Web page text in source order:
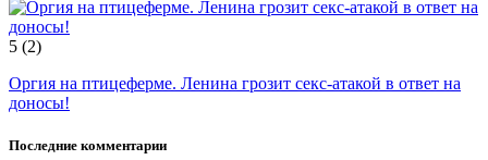
5 (2)
Оргия на птицеферме. Ленина грозит секс-атакой в ответ на
доносы!
Последние комментарии